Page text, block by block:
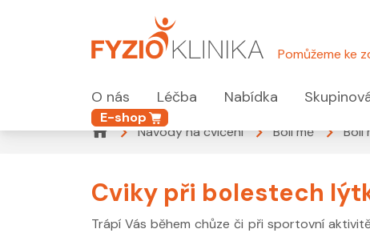
Pomůžeme ke
O nás Léčba Nabídka
E-shop
Návody na cvičení
Bolí mě Bolí
Cviky při bolestech
Trápí Vás během chůze či při sportovní